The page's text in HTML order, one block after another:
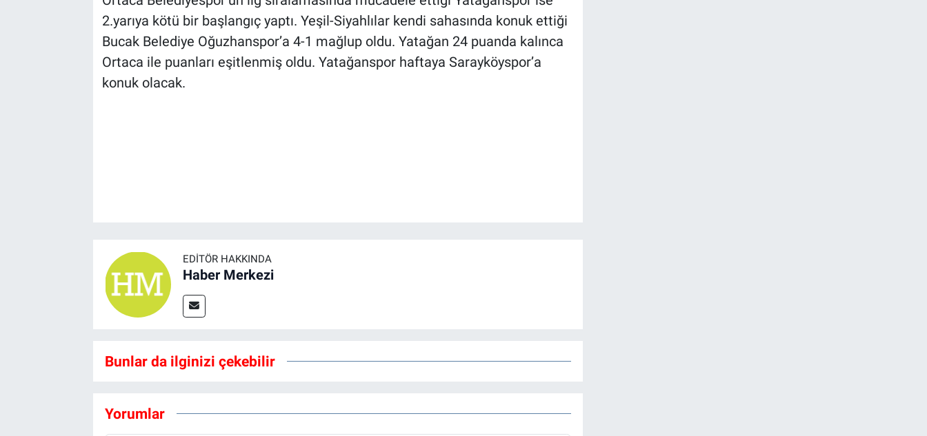
2.yarıya kötü bir başlangıç yaptı. Yeşil-Siyahlılar kendi sahasında konuk ettiği
Bucak Belediye Oğuzhanspor’a 4-1 mağlup oldu. Yatağan 24 puanda kalınca
Ortaca ile puanları eşitlenmiş oldu. Yatağanspor haftaya Sarayköyspor’a
konuk olacak.
EDITÖR HAKKINDA
Haber Merkezi
Bunlar da ilginizi çekebilir
Yorumlar